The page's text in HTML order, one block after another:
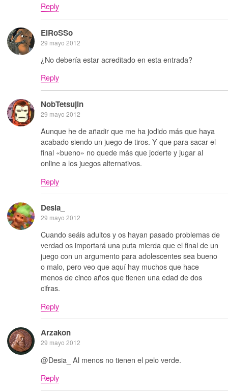
Reply
ElRoSSo
29 mayo 2012
¿No debería estar acreditado en esta entrada?
Reply
NobTetsujin
29 mayo 2012
Aunque he de añadir que me ha jodido más que haya
acabado siendo un juego de tiros. Y que para sacar el
final «bueno» no quede más que joderte y jugar al
online a los juegos alternativos.
Reply
Desia_
29 mayo 2012
Cuando seáis adultos y os hayan pasado problemas de
verdad os importará una puta mierda que el final de un
juego con un argumento para adolescentes sea bueno
o malo, pero veo que aquí hay muchos que hace
menos de cinco años que tienen una edad de dos
cifras.
Reply
Arzakon
29 mayo 2012
@Desia_ Al menos no tienen el pelo verde.
Reply